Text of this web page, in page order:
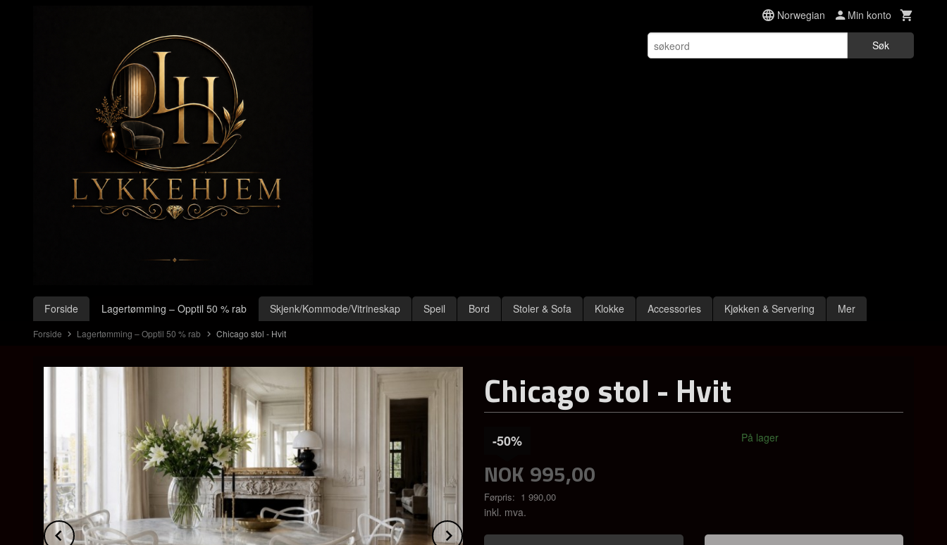
Norwegian Min konto
Søk
Produkter
Forside Lagertømming – Opptil 50 % rab Skjenk/Kommode/Vitrineskap Speil Bord Stoler & Sofa Klokke Accessories Kjøkken & Servering Mer
Forside Lagertømming – Opptil 50 % rab Chicago stol - Hvit
Prev Next
Chicago stol - Hvit
NOK 995,00
Førpris: 1 990,00
Rabatt
-50%
inkl. mva.
På lager